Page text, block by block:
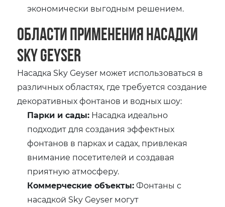
экономически выгодным решением.
Области применения насадки
Sky Geyser
Насадка Sky Geyser может использоваться в
различных областях, где требуется создание
декоративных фонтанов и водных шоу:
Парки и сады: Насадка идеально
подходит для создания эффектных
фонтанов в парках и садах, привлекая
внимание посетителей и создавая
приятную атмосферу.
Коммерческие объекты:Фонтаны с
насадкой Sky Geyser могут